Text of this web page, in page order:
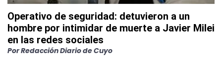
Operativo de seguridad: detuvieron a un
hombre por intimidar de muerte a Javier Milei
en las redes sociales
PorRedacción Diario de Cuyo